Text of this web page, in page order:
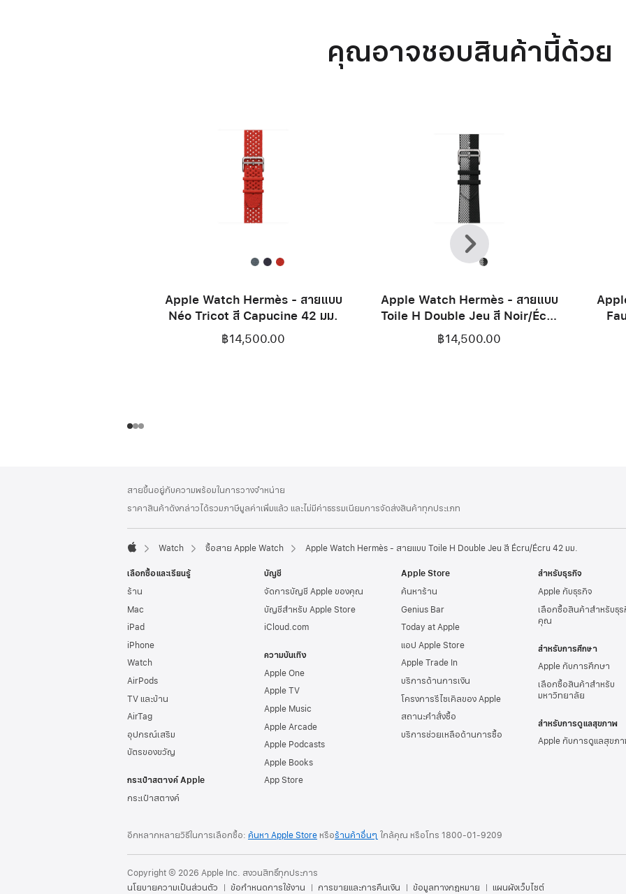
คุณอาจชอบสินค้านี้ด้วย
Apple Watch Hermès - สายแบบ
Néo Tricot สี Capucine 42 มม.
฿14,500.00
Apple Watch Hermès - สายแบบ
Toile H Double Jeu สี Noir/Écru
42 มม.
฿14,500.00
ก่อน
หน้า
ถัด
ไป
ส่วน
ท้าย
กระดาษ
เชิงอรรถ
สายขึ้นอยู่กับความพร้อมในการวางจำหน่าย
ราคาสินค้าดังกล่าวได้รวมภาษีมูลค่าเพิ่มแล้ว และไม่มีค่าธรรมเนียมการจัดส่งสินค้าทุกประเภท
Watch ซื้อสาย Apple Watch
Apple Watch Hermès - สายแบบ Toile H Double Jeu สี Écru/Écru 42 มม.
เลือกซื้อและเรียนรู้
ร้าน
Mac
iPad
iPhone
Watch
AirPods
TV และบ้าน
AirTag
อุปกรณ์เสริม
บัตรของขวัญ
กระเป๋าสตางค์ Apple
กระเป๋าสตางค์
บัญชี
จัดการบัญชี Apple ของคุณ
บัญชีสำหรับ Apple Store
iCloud.com
ความบันเทิง
Apple One
Apple TV
Apple Music
Apple Arcade
Apple Podcasts
Apple Books
App Store
Apple Store
ค้นหาร้าน
Genius Bar
Today at Apple
แอป Apple Store
Apple Trade In
บริการด้านการเงิน
โครงการรีไซเคิลของ Apple
สถานะคำสั่งซื้อ
บริการช่วยเหลือด้านการซื้อ
สำหรับธุรกิจ
Apple กับธุรกิจ
เลือกซื้อสินค้าสำหรับธุ
คุณ
สำหรับการศึกษา
Apple กับการศึกษา
เลือกซื้อสินค้าสำหรับ
มหาวิทยาลัย
สำหรับการดูแลสุขภาพ
Apple กับการดูแลสุขภ
อีกหลากหลายวิธีในการเลือกซื้อ: ค้นหา Apple Store หรือร้านค้าอื่นๆ ใกล้คุณ หรือโทร 1800-01-9209
Copyright © 2026 Apple Inc. สงวนสิทธิ์ทุกประการ
นโยบายความเป็นส่วนตัว
ข้อกำหนดการใช้งาน การขายและการคืนเงิน ข้อมูลทางกฎหมาย แผนผังเว็บไซต์